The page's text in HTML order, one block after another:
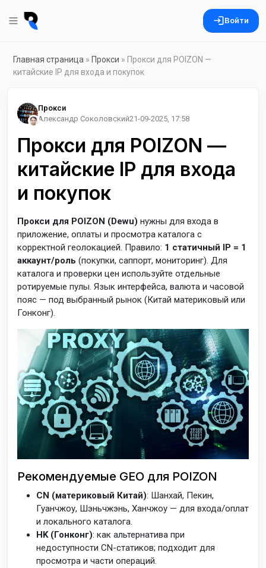
Войти
Главная страница » Прокси » Прокси для POIZON —
китайские IP для входа и покупок
Прокси
Александр Соколовский21-09-2025, 17:58
Прокси для POIZON —
китайские IP для входа
и покупок
Прокси для POIZON (Dewu) нужны для входа в
приложение, оплаты и просмотра каталога с
корректной геолокацией. Правило: 1 статичный IP = 1
аккаунт/роль (покупки, саппорт, мониторинг). Для
каталога и проверки цен используйте отдельные
ротируемые пулы. Язык интерфейса, валюта и часовой
пояс — под выбранный рынок (Китай материковый или
Гонконг).
Рекомендуемые GEO для POIZON
CN (материковый Китай): Шанхай, Пекин,
Гуанчжоу, Шэньчжэнь, Ханчжоу — для входа/оплат
и локального каталога.
HK (Гонконг): как альтернатива при
недоступности CN-статиков; подходит для
просмотра и части операций.